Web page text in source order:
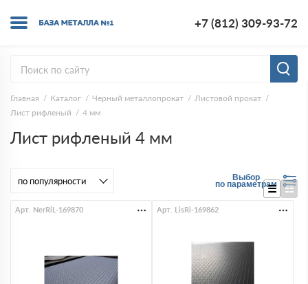
+7 (812) 309-93-72
Главная Каталог Черный металлопрокат
Листовой прокат
Лист рифленый
4 мм
Лист рифленый 4 мм
Выбор
по параметрам
Арт. NerRiL-169870 Арт. LisRi-169862